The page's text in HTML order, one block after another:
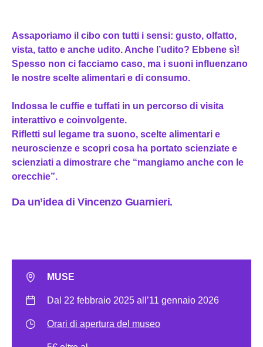
Assaporiamo il cibo con tutti i sensi: gusto, olfatto,
vista, tatto e anche udito. Anche l’udito? Ebbene sì!
Spesso non ci facciamo caso, ma i suoni influenzano
le nostre scelte alimentari e di consumo.
Indossa le cuffie e tuffati in un percorso di visita
interattivo e coinvolgente.
Rifletti sul legame tra suono, scelte alimentari e
neuroscienze e scopri cosa ha portato scienziate e
scienziati a dimostrare che “mangiamo anche con le
orecchie”.
Da un’idea di Vincenzo Guarnieri.
MUSE
Dal 22 febbraio 2025 all’11 gennaio 2026
Orari di apertura del museo